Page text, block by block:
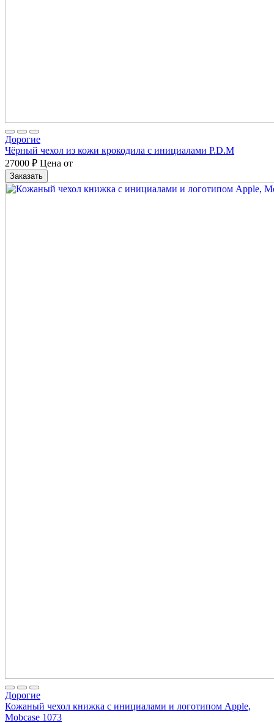
Дорогие
Чёрный чехол из кожи крокодила с инициалами P.D.M
27000 ₽ Цена от
Заказать
Дорогие
Кожаный чехол книжка с инициалами и логотипом Apple,
Mobcase 1073